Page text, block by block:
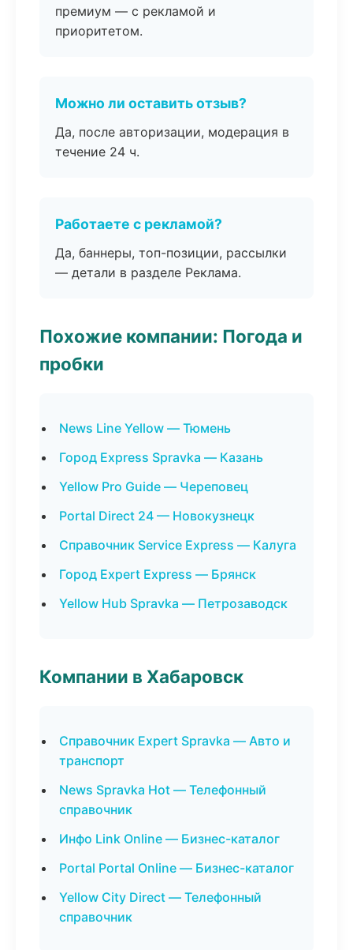
премиум — с рекламой и
приоритетом.
Можно ли оставить отзыв?
Да, после авторизации, модерация в
течение 24 ч.
Работаете с рекламой?
Да, баннеры, топ-позиции, рассылки
— детали в разделе Реклама.
Похожие компании: Погода и
пробки
News Line Yellow — Тюмень
Город Express Spravka — Казань
Yellow Pro Guide — Череповец
Portal Direct 24 — Новокузнецк
Справочник Service Express — Калуга
Город Expert Express — Брянск
Yellow Hub Spravka — Петрозаводск
Компании в Хабаровск
Справочник Expert Spravka — Авто и
транспорт
News Spravka Hot — Телефонный
справочник
Инфо Link Online — Бизнес-каталог
Portal Portal Online — Бизнес-каталог
Yellow City Direct — Телефонный
справочник